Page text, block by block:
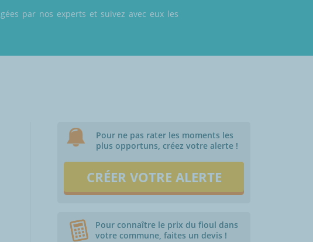
par nos experts et suivez avec eux les
Pour ne pas rater les moments les
plus opportuns, créez votre alerte !
CRÉER VOTRE ALERTE
Pour connaître le prix du fioul dans
votre commune, faites un devis !